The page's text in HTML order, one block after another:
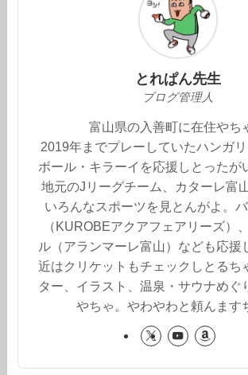
とれぱん先生
ブログ管理人
富山県の入善町に在住やち
2019年までプレーしていたハンガ
ボール・キラーイを応援しとったが
地元のJリーグチーム、カターレ富
いろんなスポーツを見とんがよ。
（KUROBEアクアフェアリーズ）
ル（アランマーレ富山）なども応援
近はクリケットもチェックしとるち
ター、イラスト、温泉・サウナめぐ
やちゃ。やわやわと頼んます